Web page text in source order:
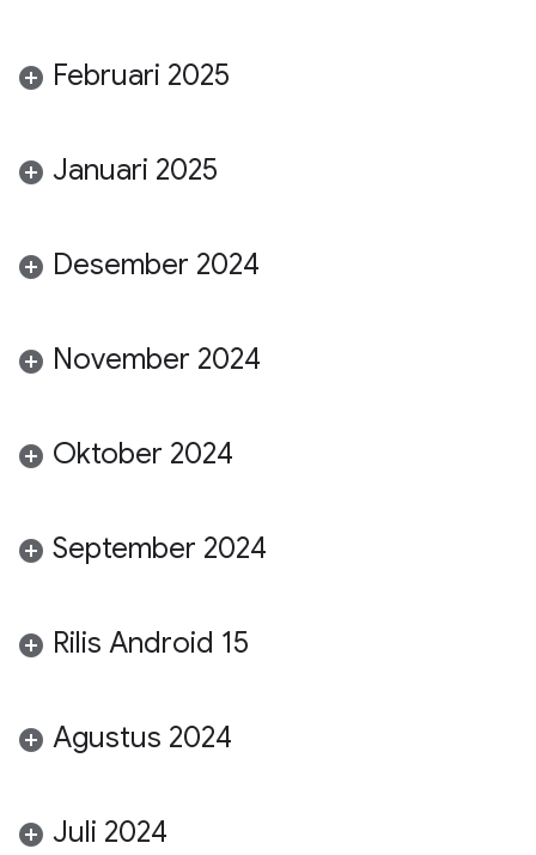
Februari 2025
Januari 2025
Desember 2024
November 2024
Oktober 2024
September 2024
Rilis Android 15
Agustus 2024
Juli 2024